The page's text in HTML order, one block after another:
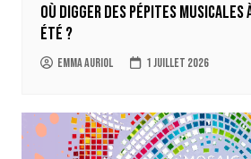
Où digger des pépites
été ?
Emma Auriol 1 juillet 2026